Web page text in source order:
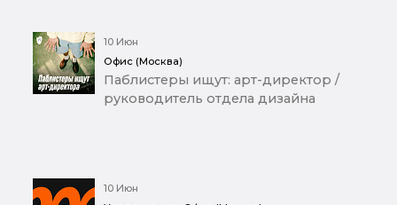
10 Июн
Офис (Москва)
Паблистеры ищут: арт-директор /
руководитель отдела дизайна
10 Июн